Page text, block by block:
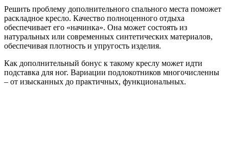
Решить проблему дополнительного спального места поможет
раскладное кресло. Качество полноценного отдыха
обеспечивает его «начинка». Она может состоять из
натуральных или современных синтетических материалов,
обеспечивая плотность и упругость изделия.
Как дополнительный бонус к такому креслу может идти
подставка для ног. Вариации подлокотников многочисленны
– от изысканных до практичных, функциональных.